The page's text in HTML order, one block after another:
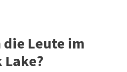
Leute im